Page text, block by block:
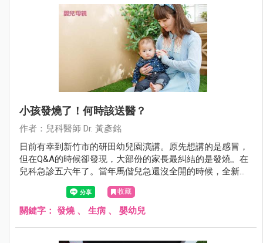
小孩發燒了！何時該送醫？
作者：兒科醫師 Dr. 黃彥銘
日前有幸到新竹市的研田幼兒園演講。原先想講的是感冒，
但在Q&A的時候卻發現，大部份的家長最糾結的是發燒。在
兒科急診五六年了。當年馬偕兒急還沒全開的時候，全新竹
縣市退不了燒的孩子幾乎全都擠來這裡，我想我還算有資格
在這裡教大家幾招，在面對發燒，爸媽如何處置與辨別方
法。
收藏
關鍵字： 發燒、 生病 、 嬰幼兒